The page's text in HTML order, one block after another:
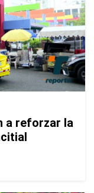
a reforzar la